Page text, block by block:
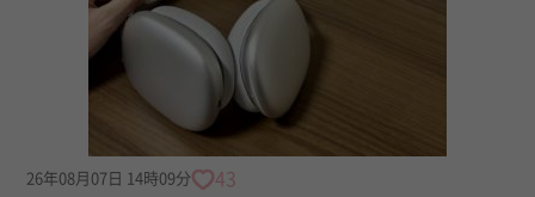
26年08月07日 14時09分 43